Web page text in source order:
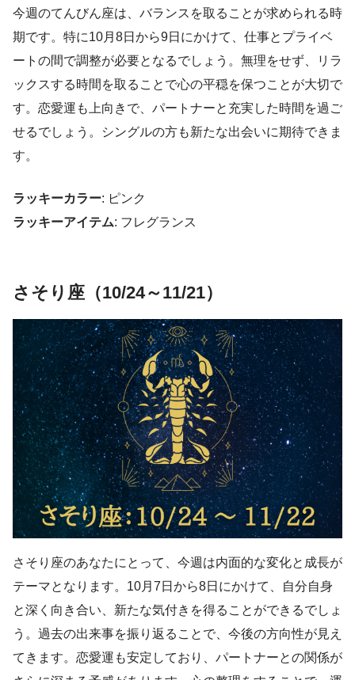
今週のてんびん座は、バランスを取ることが求められる時
期です。特に10月8日から9日にかけて、仕事とプライベ
ートの間で調整が必要となるでしょう。無理をせず、リラ
ックスする時間を取ることで心の平穏を保つことが大切で
す。恋愛運も上向きで、パートナーと充実した時間を過ご
せるでしょう。シングルの方も新たな出会いに期待できま
す。
ラッキーカラー: ピンク
ラッキーアイテム: フレグランス
さそり座（10/24～11/21）
さそり座のあなたにとって、今週は内面的な変化と成長が
テーマとなります。10月7日から8日にかけて、自分自身
と深く向き合い、新たな気付きを得ることができるでしょ
う。過去の出来事を振り返ることで、今後の方向性が見え
てきます。恋愛運も安定しており、パートナーとの関係が